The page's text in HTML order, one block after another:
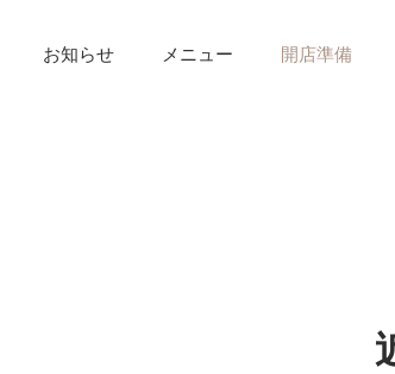
お知らせ メニュー 開店準備